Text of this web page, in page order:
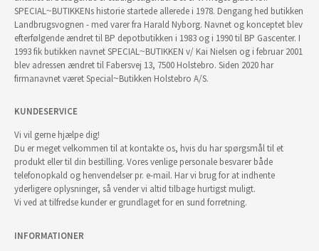
SPECIAL~BUTIKKENs historie startede allerede i 1978. Dengang hed butikken
Landbrugsvognen - med varer fra Harald Nyborg. Navnet og konceptet blev
efterfølgende ændret til BP depotbutikken i 1983 og i 1990 til BP Gascenter. I
1993 fik butikken navnet SPECIAL~BUTIKKEN v/ Kai Nielsen og i februar 2001
blev adressen ændret til Fabersvej 13, 7500 Holstebro. Siden 2020 har
firmanavnet været Special~Butikken Holstebro A/S.
KUNDESERVICE
Vi vil gerne hjælpe dig!
Du er meget velkommen til at kontakte os, hvis du har spørgsmål til et
produkt eller til din bestilling. Vores venlige personale besvarer både
telefonopkald og henvendelser pr. e-mail. Har vi brug for at indhente
yderligere oplysninger, så vender vi altid tilbage hurtigst muligt.
Vi ved at tilfredse kunder er grundlaget for en sund forretning.
INFORMATIONER